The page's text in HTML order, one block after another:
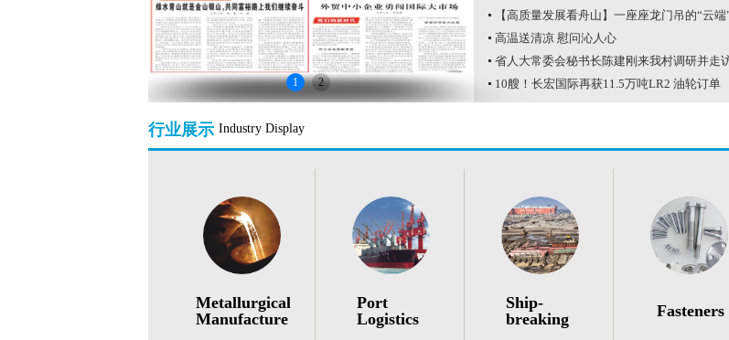
1 2
【高质量发展看舟山】一座座龙门吊的“云端
高温送清凉 慰问沁人心
省人大常委会秘书长陈建刚来我村调研并走
全国人大代表李洪耀
10艘！长宏国际再获11.5万吨LR2 油轮订单
行业展示 Industry Display
Metallurgical
Manufacture
Port
Logistics
Ship-
breaking
Fasteners